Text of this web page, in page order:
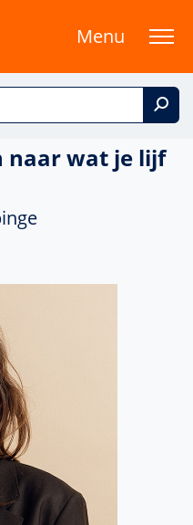
Menu
naar wat je lijf